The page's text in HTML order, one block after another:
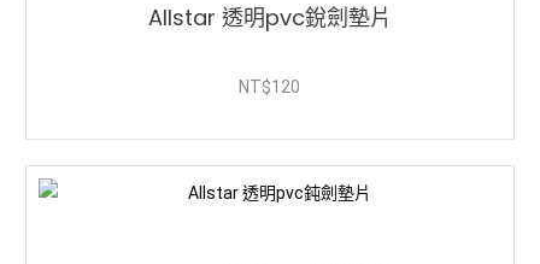
Allstar 透明pvc銳劍墊片
NT$120